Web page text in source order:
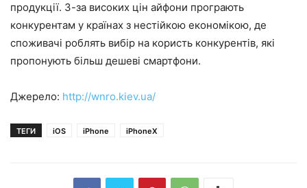
продукції. З-за високих цін айфони програють
конкурентам у країнах з нестійкою економікою, де
споживачі роблять вибір на користь конкурентів, які
пропонують більш дешеві смартфони.
Джерело: http://wnro.kiev.ua/
ТЕГИ iOS iPhone iPhoneX